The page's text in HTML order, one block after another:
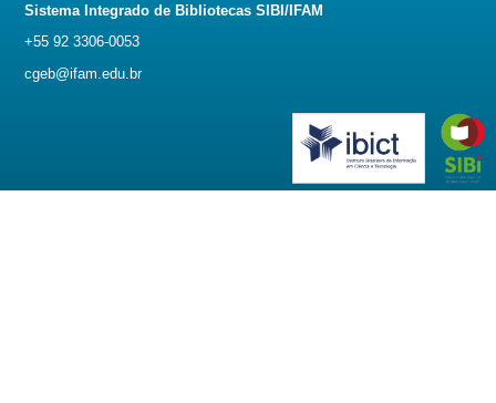
Sistema Integrado de Bibliotecas SIBI/IFAM
+55 92 3306-0053
cgeb@ifam.edu.br